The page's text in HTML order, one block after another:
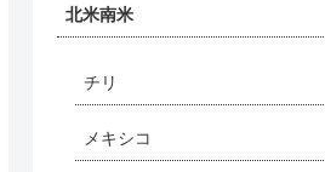
北米南米
チリ
メキシコ